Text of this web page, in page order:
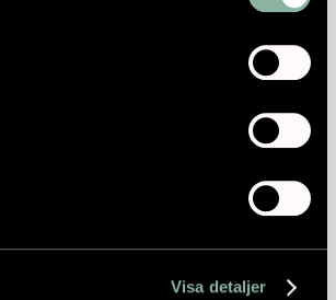
Visa detaljer